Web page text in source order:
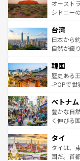
文化が魅
しみなが
ならではの贅沢
情報はコ
島だが、
おすすめ
れるおも
人々、お
ク、伝統
ワイを、存分に味
はコンテ
オースト
シドニー
リアリー
ク）、タ
ど、見ど
いる。ア
ビング、
い。オー
参照してほ
台湾
日本から
自然が織
ン）、静
と山間の
驚きをも
容にもい
照してほ
韓国
歴史ある
-POPで世
き、地方
できる。
まで、さ
リティに
覧を参照
ベトナム
豊かな自
く伸びる
急速な発
ーチミン
醸し出し
タイ
タイは、
国だ。首